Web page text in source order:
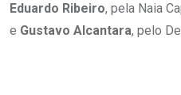
Eduardo Ribeiro, pela Naia
e Gustavo Alcantara, pelo